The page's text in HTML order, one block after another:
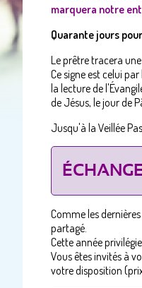
marquera notre
Quarante jours
Le prêtre tracera
Ce signe est celui
la lecture de
de Jésus, le jour de
Jusqu'à la Veillée
Comme les
partagé.
Cette année
Vous êtes invités à
votre disposition